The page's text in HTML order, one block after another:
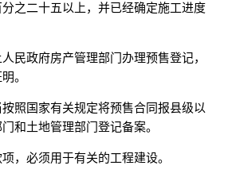
之二十五以上，并已经确定施工进度
人民政府房产管理部门办理预售登记，
。
照国家有关规定将预售合同报县级以
和土地管理部门登记备案。
，必须用于有关的工程建设。